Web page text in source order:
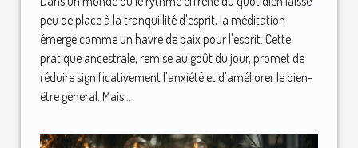
peu de place à la tranquillité d'esprit, la méditation
émerge comme un havre de paix pour l'esprit. Cette
pratique ancestrale, remise au goût du jour, promet de
réduire significativement l'anxiété et d'améliorer le bien-
être général. Mais...